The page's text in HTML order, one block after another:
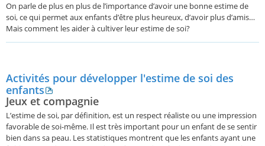
On parle de plus en plus de l’importance d’avoir une bonne estime de
soi, ce qui permet aux enfants d’être plus heureux, d’avoir plus d’amis…
Mais comment les aider à cultiver leur estime de soi?
Activités pour développer l'estime de soi des
enfants
Jeux et compagnie
L’estime de soi, par définition, est un respect réaliste ou une impression
favorable de soi-même. Il est très important pour un enfant de se sentir
bien dans sa peau. Les statistiques montrent que les enfants ayant une